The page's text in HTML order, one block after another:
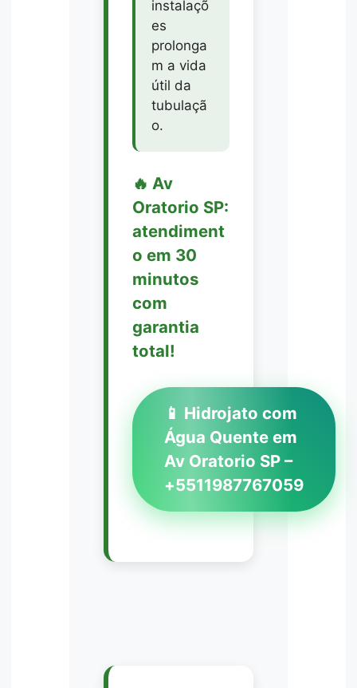
instalaçõ
es
prolonga
m a vida
útil da
tubulaçã
o.
🔥 Av
Oratorio SP:
atendiment
o em 30
minutos
com
garantia
total!
📱 Hidrojato com
Água Quente em
Av Oratorio SP –
+5511987767059